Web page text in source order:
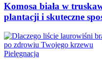
Komosa biała w
plantacji i skuteczne
Pielęgnacja